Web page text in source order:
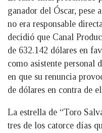
ganador del Óscar, pese
no era responsable
decidió que Canal
de 632.142 dólares en
como asistente personal
en que su renuncia
de dólares en contra de
La estrella de “Toro
tres de los catorce días